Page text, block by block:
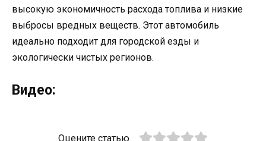
высокую экономичность расхода топлива и низкие
выбросы вредных веществ. Этот автомобиль
идеально подходит для городской езды и
экологически чистых регионов.
Видео:
Оцените статью